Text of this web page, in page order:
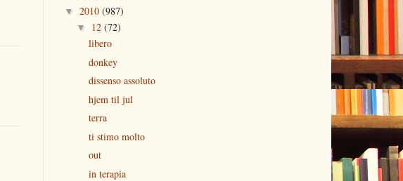
▼ 2010 (987)
▼ 12 (72)
libero
donkey
dissenso assoluto
hjem til jul
terra
ti stimo molto
out
in terapia